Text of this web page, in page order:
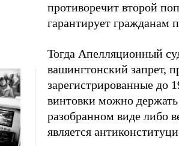
противоречит второй
гарантирует гражданам
Тогда Апелляционный
вашингтонский запрет,
зарегистрированные до
винтовки можно
разобранном виде либо
является